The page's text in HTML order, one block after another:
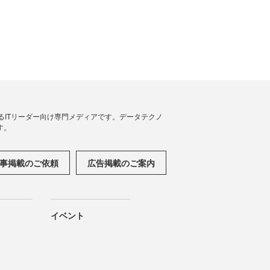
リーダー向け専門メディアです。データテクノ
掲載のご依頼 広告掲載のご案内
イベント